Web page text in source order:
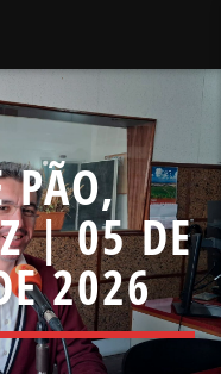
PÃO,
| 05 DE
2026